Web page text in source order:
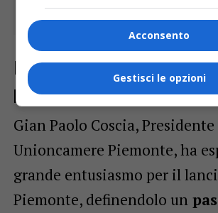
Le dichiarazioni dei
progetto
Gian Paolo Coscia,
Unioncamere Piemonte, ha
grande entusiasmo per il
Piemonte, definendolo un
Acconsento
Gestisci le opzioni